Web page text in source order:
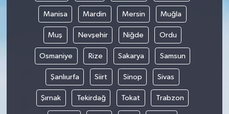
Manisa Mardin Mersin Muğla
Muş Nevşehir Niğde Ordu
Osmaniye Rize Sakarya Samsun
Şanlıurfa Siirt Sinop Sivas
Şırnak Tekirdağ Tokat Trabzon